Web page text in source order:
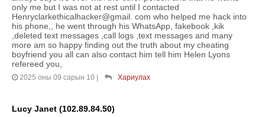
only me but I was not at rest until I contacted
Henryclarkethicalhacker@gmail. com who helped me hack into
his phone,, he went through his WhatsApp, fakebook ,kik
,deleted text messages ,call logs ,text messages and many
more am so happy finding out the truth about my cheating
boyfriend you all can also contact him tell him Helen Lyons
refereed you,
2025 оны 09 сарын 10 | Хариулах
Lucy Janet (102.89.84.50)